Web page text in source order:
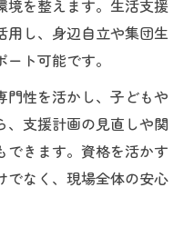
境を整えます。生活支援
用し、身辺自立や集団生
ト可能です。
門性を活かし、子どもや
、支援計画の見直しや関
できます。資格を活かす
でなく、現場全体の安心